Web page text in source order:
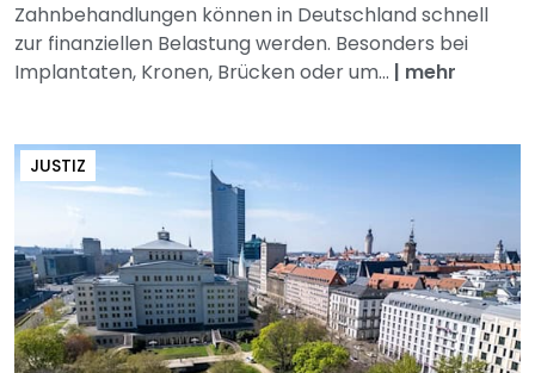
Zahnbehandlungen können in Deutschland schnell
zur finanziellen Belastung werden. Besonders bei
Implantaten, Kronen, Brücken oder um... | mehr
JUSTIZ